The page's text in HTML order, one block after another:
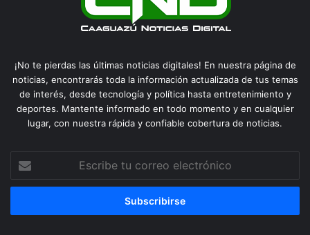
¡No te pierdas las últimas noticias digitales! En nuestra página de
noticias, encontrarás toda la información actualizada de tus temas
de interés, desde tecnología y política hasta entretenimiento y
deportes. Mantente informado en todo momento y en cualquier
lugar, con nuestra rápida y confiable cobertura de noticias.
correo